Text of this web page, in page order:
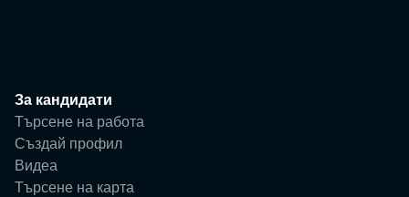
За кандидати
Търсене на работа
Създай профил
Видеа
Търсене на карта